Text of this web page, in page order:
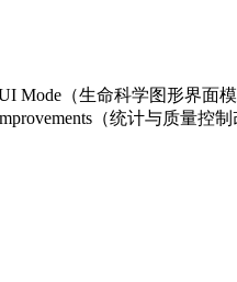
Mode（生命科学图形界面模
（统计与质量控